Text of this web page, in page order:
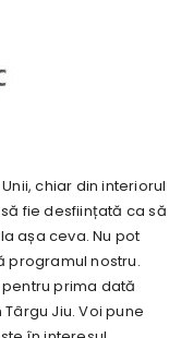
chiar din interiorul
fie desființată ca să
așa ceva. Nu pot
programul nostru.
prima dată
Jiu. Voi pune